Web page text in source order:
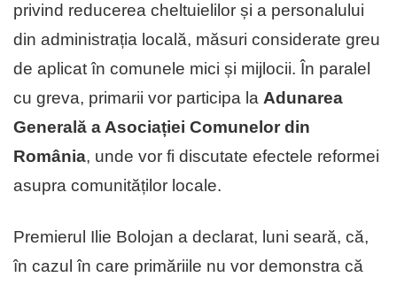
privind reducerea cheltuielilor și a personalului
din administrația locală, măsuri considerate greu
de aplicat în comunele mici și mijlocii. În paralel
cu greva, primarii vor participa la Adunarea
Generală a Asociației Comunelor din
România, unde vor fi discutate efectele reformei
asupra comunităților locale.
Premierul Ilie Bolojan a declarat, luni seară, că,
în cazul în care primăriile nu vor demonstra că